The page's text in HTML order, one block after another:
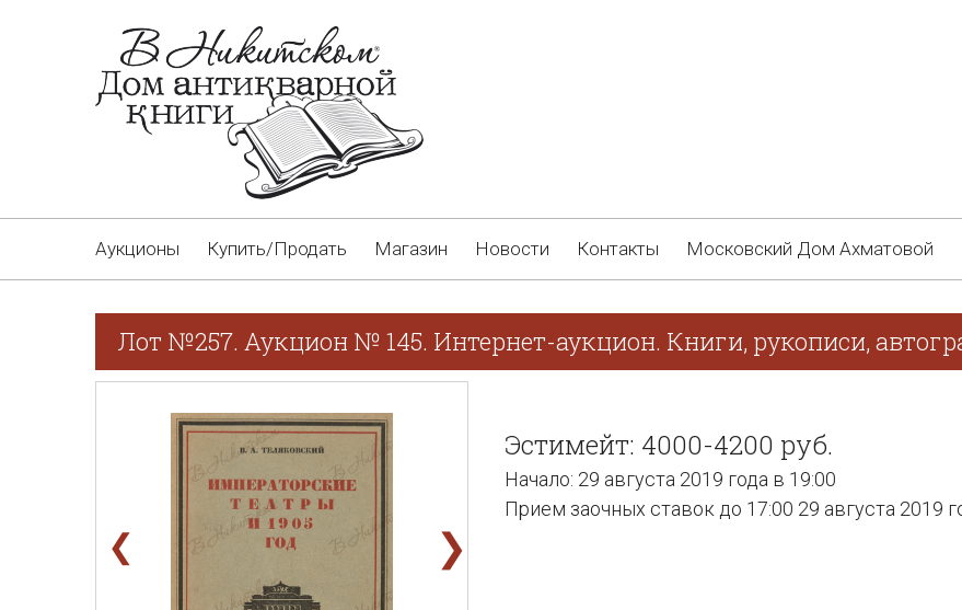
Аукционы Купить/Продать Магазин Новости Контакты Московский Дом Ахматовой
Лот №257. Аукцион № 145. Интернет-аукцион. Книги, рукописи,
❮ ❯
Эстимейт: 4000-4200 руб.
Начало: 29 августа 2019 года в 19:00
Прием заочных ставок до 17:00 29 августа 2019